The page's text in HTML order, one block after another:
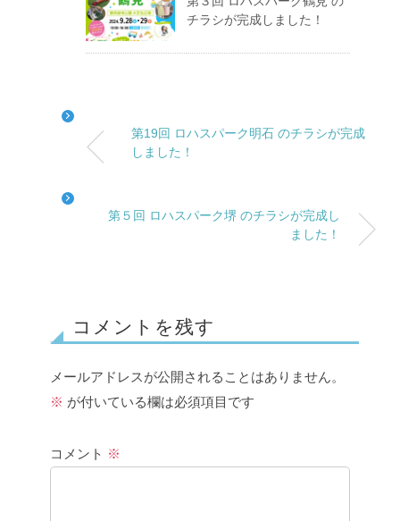
チラシが完成しました！
第19回 ロハスパーク明石 のチラシが完成
しました！
第５回 ロハスパーク堺 のチラシが完成し
ました！
コメントを残す
メールアドレスが公開されることはありません。
※ が付いている欄は必須項目です
コメント ※